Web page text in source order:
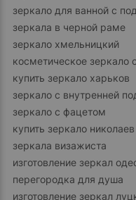
зеркало для ванной с
зеркала в черной раме
зеркало хмельницкий
косметическое зеркало
купить зеркало харьков
зеркало с внутренней
зеркало с фацетом
купить зеркало николаев
зеркала визажиста
изготовление зеркал
перегородка для душа
изготовление зеркал